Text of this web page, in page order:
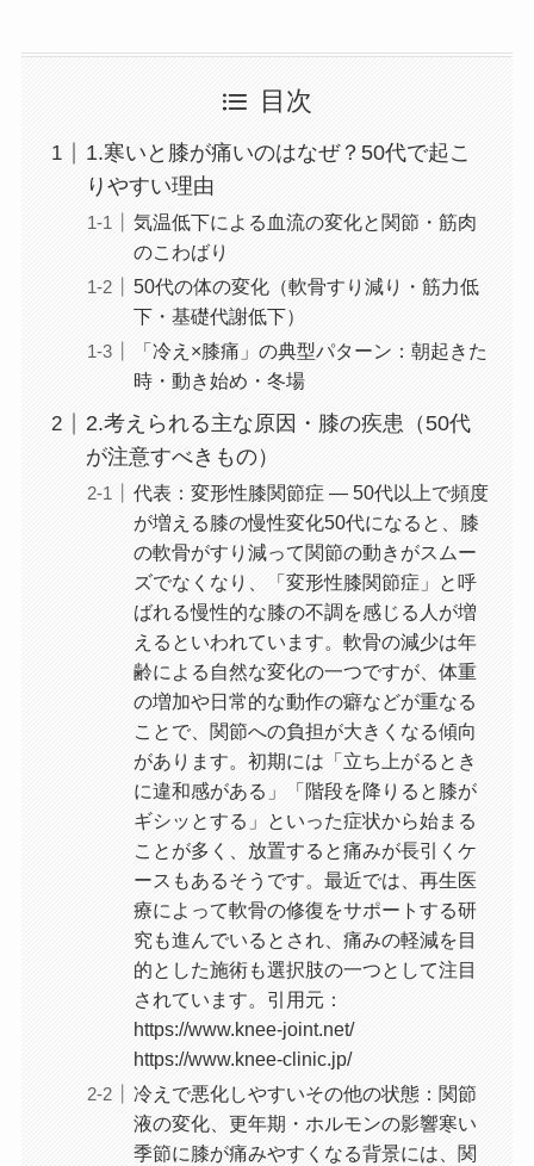
目次
1.寒いと膝が痛いのはなぜ？50代で起こ
りやすい理由
気温低下による血流の変化と関節・筋肉
のこわばり
50代の体の変化（軟骨すり減り・筋力低
下・基礎代謝低下）
「冷え×膝痛」の典型パターン：朝起きた
時・動き始め・冬場
2.考えられる主な原因・膝の疾患（50代
が注意すべきもの）
代表：変形性膝関節症 — 50代以上で頻度
が増える膝の慢性変化50代になると、膝
の軟骨がすり減って関節の動きがスムー
ズでなくなり、「変形性膝関節症」と呼
ばれる慢性的な膝の不調を感じる人が増
えるといわれています。軟骨の減少は年
齢による自然な変化の一つですが、体重
の増加や日常的な動作の癖などが重なる
ことで、関節への負担が大きくなる傾向
があります。初期には「立ち上がるとき
に違和感がある」「階段を降りると膝が
ギシッとする」といった症状から始まる
ことが多く、放置すると痛みが長引くケ
ースもあるそうです。最近では、再生医
療によって軟骨の修復をサポートする研
究も進んでいるとされ、痛みの軽減を目
的とした施術も選択肢の一つとして注目
されています。引用元：
https://www.knee-joint.net/
https://www.knee-clinic.jp/
冷えで悪化しやすいその他の状態：関節
液の変化、更年期・ホルモンの影響寒い
季節に膝が痛みやすくなる背景には、関